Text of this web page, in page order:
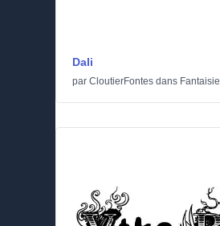
Dali
par CloutierFontes dans Fantaisie